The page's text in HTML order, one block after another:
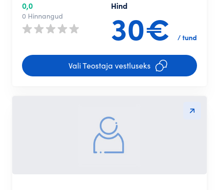
Vali Teostaja vestluseks
Hind
30€ / tund
0,0
0 Hinnangud